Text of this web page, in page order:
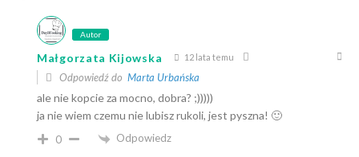
Autor
Małgorzata Kijowska 12 lata temu
Odpowiedź do Marta Urbańska
ale nie kopcie za mocno, dobra? ;)))))
ja nie wiem czemu nie lubisz rukoli, jest pyszna! 🙂
0 Odpowiedz